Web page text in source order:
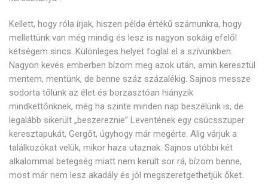
Kellett, hogy róla írjak, hiszen példa értékű számunkra, hogy
mellettünk van még mindig és lesz is nagyon sokáig efelől
kétségem sincs. Különleges helyet foglal el a szívünkben.
Nagyon kevés emberben bízom meg azok után, amin keresztül
mentem, mentünk, de benne száz százalékig. Sajnos messze
sodorta tőlünk az élet és borzasztóan hiányzik
mindkettőnknek, még ha szinte minden nap beszélünk is, de
legalább sikerült „beszereznie” Leventének egy csúcsszuper
keresztapukát, Gergőt, úgyhogy már megérte. Alig várjuk a
találkozókat velük, mikor haza utaznak. Sajnos utóbbi két
alkalommal betegség miatt nem került sor rá, bízom benne,
most már nem lesz akadály és jól megszeretgethetjük őket.